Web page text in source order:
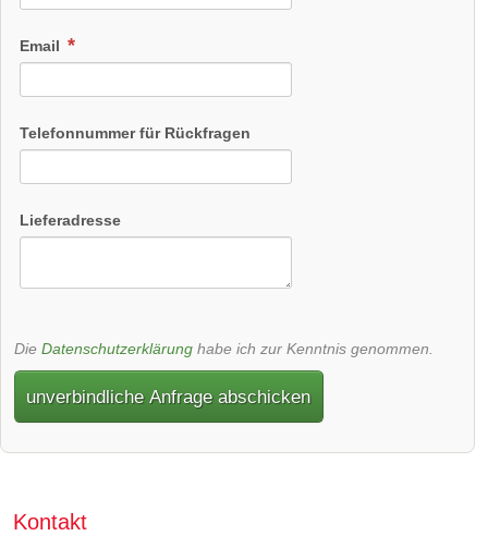
Email
Telefonnummer für Rückfragen
Lieferadresse
Die Datenschutzerklärung habe ich zur Kenntnis genommen.
unverbindliche Anfrage abschicken
Kontakt